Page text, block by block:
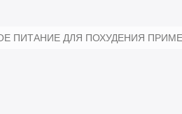
ПИТАНИЕ ДЛЯ ПОХУДЕНИЯ